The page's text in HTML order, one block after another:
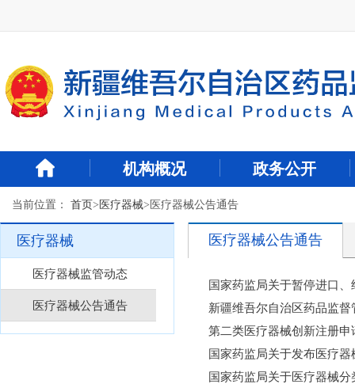
机构概况 政务公开
当前位置： 首页> 医疗器械> 医疗器械公告通告
医疗器械
医疗器械监管动态
医疗器械公告通告
医疗器械公告通告
国家药监局关于暂停进口
新疆维吾尔自治区药品监
第二类医疗器械创新注册
国家药监局关于发布医疗
国家药监局关于医疗器械
开
无
障
面,
Alt
波
键
开
导